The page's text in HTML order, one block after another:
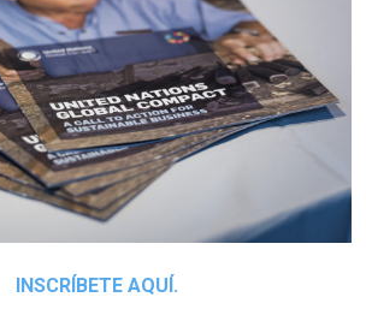
INSCRÍBETE AQUÍ.